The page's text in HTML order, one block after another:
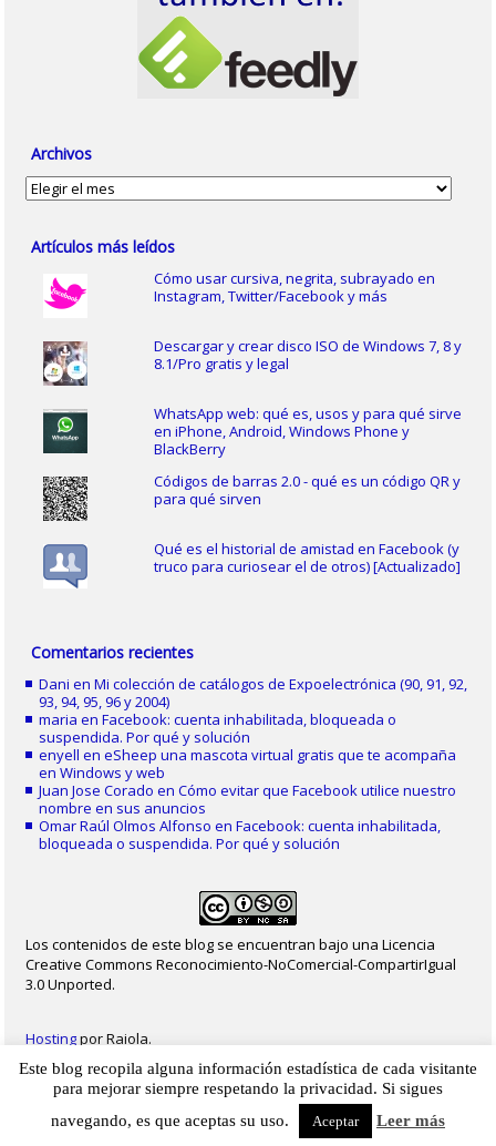
Archivos
Archivos
Artículos más leídos
Cómo usar cursiva, negrita, subrayado en
Instagram, Twitter/Facebook y más
Descargar y crear disco ISO de Windows 7, 8 y
8.1/Pro gratis y legal
WhatsApp web: qué es, usos y para qué sirve
en iPhone, Android, Windows Phone y
BlackBerry
Códigos de barras 2.0 - qué es un código QR y
para qué sirven
Qué es el historial de amistad en Facebook (y
truco para curiosear el de otros) [Actualizado]
Comentarios recientes
Dani enMi colección de catálogos de Expoelectrónica (90, 91, 92,
93, 94, 95, 96 y 2004)
maria enFacebook: cuenta inhabilitada, bloqueada o
suspendida. Por qué y solución
enyell eneSheep una mascota virtual gratis que te acompaña
en Windows y web
Juan Jose Corado enCómo evitar que Facebook utilice nuestro
nombre en sus anuncios
Omar Raúl Olmos Alfonso enFacebook: cuenta inhabilitada,
bloqueada o suspendida. Por qué y solución
Los contenidos de este blog se encuentran bajo una Licencia
Creative Commons Reconocimiento-NoComercial-CompartirIgual
3.0 Unported.
Hostingpor Raiola.
2023 - Christian Delgado von Eitzen|Inicio | Contacto | Mapa web|Aviso legal
|
Privacidad Cookies
Este blog recopila alguna información estadística de cada visitante
para mejorar siempre respetando la privacidad. Si sigues
navegando, es que aceptas su uso.
Aceptar Leer más